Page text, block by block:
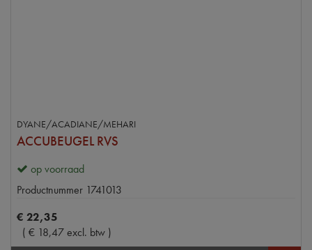
DYANE/ACADIANE/MEHARI
ACCUBEUGEL RVS
op voorraad
Productnummer 1741013
€ 22,35
( € 18,47excl. btw )